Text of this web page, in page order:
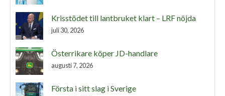
Krisstödet till lantbruket klart – LRF nöjda
juli 30, 2026
Österrikare köper JD-handlare
augusti 7, 2026
Första i sitt slag i Sverige